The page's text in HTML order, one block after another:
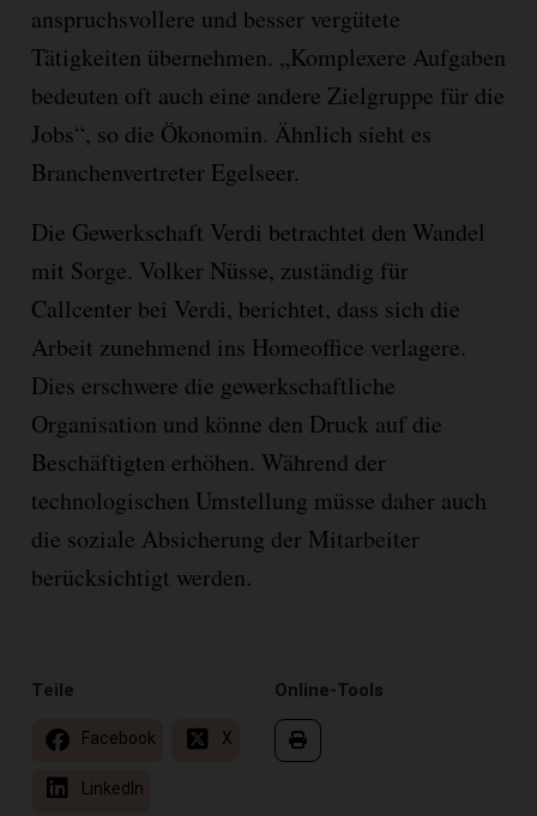
anspruchsvollere und besser vergütete
Tätigkeiten übernehmen. „Komplexere Aufgaben
bedeuten oft auch eine andere Zielgruppe für die
Jobs“, so die Ökonomin. Ähnlich sieht es
Branchenvertreter Egelseer.
Die Gewerkschaft Verdi betrachtet den Wandel
mit Sorge. Volker Nüsse, zuständig für
Callcenter bei Verdi, berichtet, dass sich die
Arbeit zunehmend ins Homeoffice verlagere.
Dies erschwere die gewerkschaftliche
Organisation und könne den Druck auf die
Beschäftigten erhöhen. Während der
technologischen Umstellung müsse daher auch
die soziale Absicherung der Mitarbeiter
berücksichtigt werden.
Online-Tools
Teile
Facebook X
LinkedIn